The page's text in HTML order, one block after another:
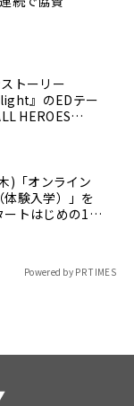
トーリー
』のEDテー
HEROES
決定！
)「オンライン
験入学）」を
トはじめの1
Powered by PR TIMES